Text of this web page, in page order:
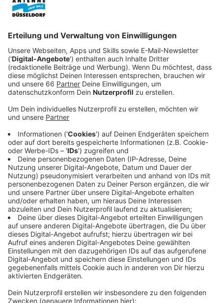
Anzeige
Die Sanierung dauert voraussichtlich bis Ende des
Jahres. Erst danach können die geplanten
Modernisierungen für den Brandschutz beginnen.
Anzeige
Sanierung
Anzeige
Eine Fachfirma führt die Arbeiten unter strengen
Sicherheits- und Umweltschutzvorgaben durch. Um zu
verhindern, dass Asbestfasern entweichen, wurde ein
sogenannterSchwarzbereichmit Schleusen
eingerichtet. Ein unabhängiges Fachbüro überwacht
die Maßnahmen und führt regelmäßige Messungen
durch. Die Arbeiter tragen Schutzanzüge und
Atemmasken, während die Luft durch spezielle Filter